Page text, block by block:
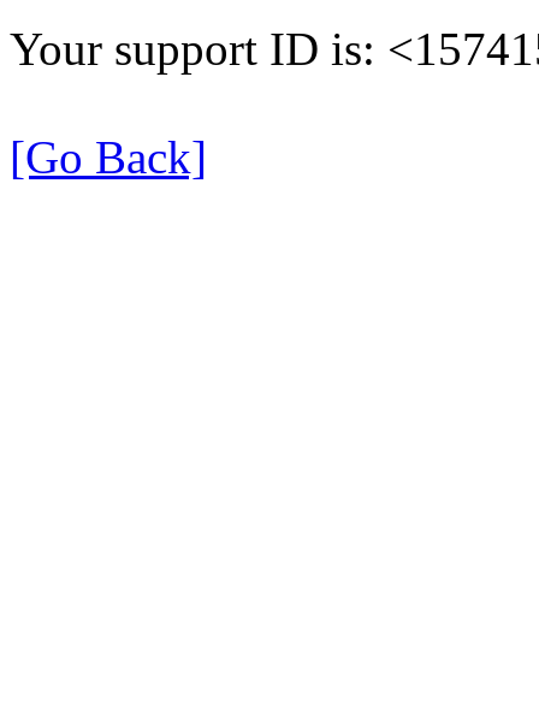
Your support ID is:
[Go Back]